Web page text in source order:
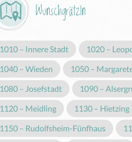
Wunschgrätzln
1010 – Innere Stadt 1020 –
1040 – Wieden 1050 –
1080 – Josefstadt 1090 –
1120 – Meidling 1130 – Hietzing
1150 – Rudolfsheim-Fünfhaus